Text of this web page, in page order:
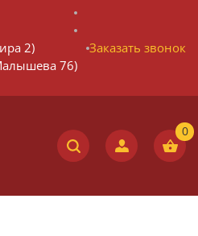
2)
76)
Заказать звонок